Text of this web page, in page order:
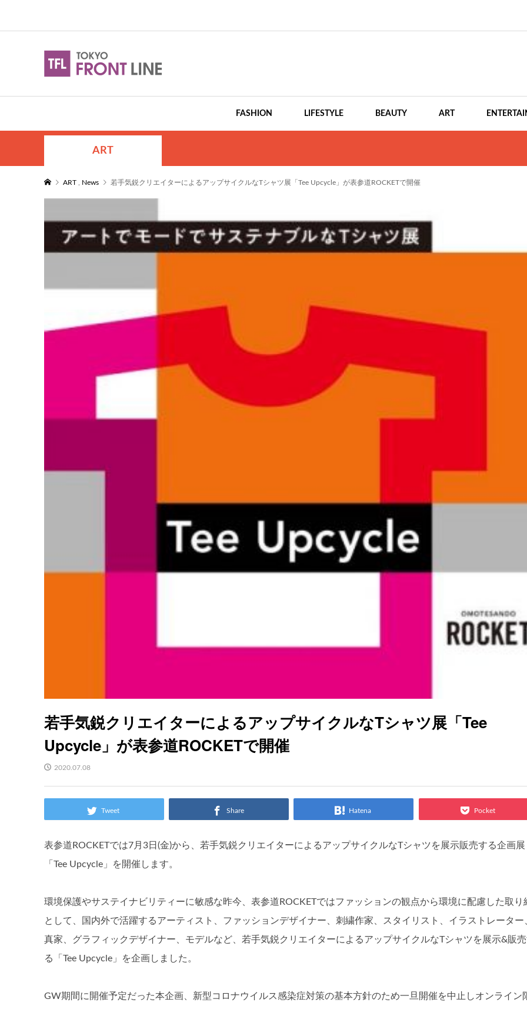
FASHION LIFESTYLE BEAUTY ART
ART
ART News 若手気鋭クリエイターによるアップサイクルなTシャツ展「Tee Upcycle」が表参道ROCKETで開催
若手気鋭クリエイターによるアップサイクルなTシャツ展「Tee
Upcycle」が表参道ROCKETで開催
2020.07.08
Tweet Share Hatena Pocket
表参道ROCKETでは7月3日(金)から、若手気鋭クリエイターによるアップサイクルなTシャツを展示販売する企画展
「Tee Upcycle」を開催します。
環境保護やサステイナビリティーに敏感な昨今、表参道ROCKETではファッションの観点から環境に配慮した取り
として、国内外で活躍するアーティスト、ファッションデザイナー、刺繍作家、スタイリスト、イラストレーター
真家、グラフィックデザイナー、モデルなど、若手気鋭クリエイターによるアップサイクルなTシャツを展示&販
る「Tee Upcycle」を企画しました。
GW期間に開催予定だった本企画、新型コロナウイルス感染症対策の基本方針のため一旦開催を中止しオンライン